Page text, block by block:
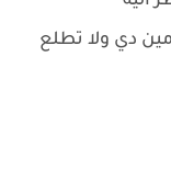
دي ولا تطلع